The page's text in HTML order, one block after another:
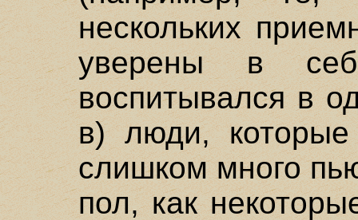
нескольких
уверены в
воспитывался в
в) люди, которые
слишком много
пол, как